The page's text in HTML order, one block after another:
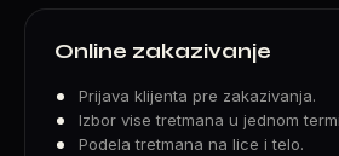
Online zakazivanje
Prijava klijenta pre zakazivanja.
Izbor vise tretmana u jednom
Podela tretmana na lice i telo.